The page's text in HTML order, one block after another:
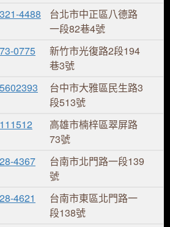
4488
台北市中正區八德路
一段82巷4號
0775
新竹市光復路2段194
巷3號
台中市大雅區民生路3
段513號
高雄市楠梓區翠屏路
73號
4367
台南市北門路一段139
號
4621
台南市東區北門路一
段138號